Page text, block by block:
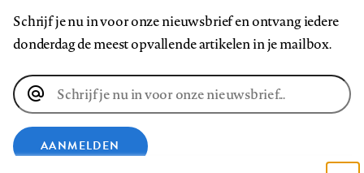
Schrijf je nu in voor onze nieuwsbrief en ontvang iedere
donderdag de meest opvallende artikelen in je mailbox.
E-
mailadres
AANMELDEN